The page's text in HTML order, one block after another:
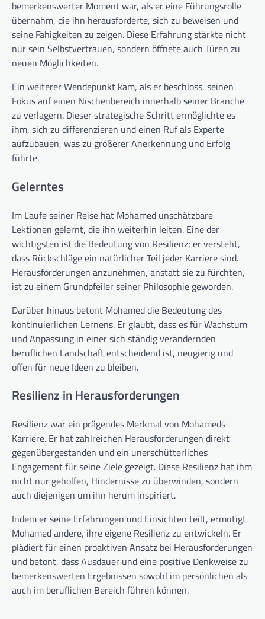
bemerkenswerter Moment war, als er eine Führungsrolle
übernahm, die ihn herausforderte, sich zu beweisen und
seine Fähigkeiten zu zeigen. Diese Erfahrung stärkte nicht
nur sein Selbstvertrauen, sondern öffnete auch Türen zu
neuen Möglichkeiten.
Ein weiterer Wendepunkt kam, als er beschloss, seinen
Fokus auf einen Nischenbereich innerhalb seiner Branche
zu verlagern. Dieser strategische Schritt ermöglichte es
ihm, sich zu differenzieren und einen Ruf als Experte
aufzubauen, was zu größerer Anerkennung und Erfolg
führte.
Gelerntes
Im Laufe seiner Reise hat Mohamed unschätzbare
Lektionen gelernt, die ihn weiterhin leiten. Eine der
wichtigsten ist die Bedeutung von Resilienz; er versteht,
dass Rückschläge ein natürlicher Teil jeder Karriere sind.
Herausforderungen anzunehmen, anstatt sie zu fürchten,
ist zu einem Grundpfeiler seiner Philosophie geworden.
Darüber hinaus betont Mohamed die Bedeutung des
kontinuierlichen Lernens. Er glaubt, dass es für Wachstum
und Anpassung in einer sich ständig verändernden
beruflichen Landschaft entscheidend ist, neugierig und
offen für neue Ideen zu bleiben.
Resilienz in Herausforderungen
Resilienz war ein prägendes Merkmal von Mohameds
Karriere. Er hat zahlreichen Herausforderungen direkt
gegenübergestanden und ein unerschütterliches
Engagement für seine Ziele gezeigt. Diese Resilienz hat ihm
nicht nur geholfen, Hindernisse zu überwinden, sondern
auch diejenigen um ihn herum inspiriert.
Indem er seine Erfahrungen und Einsichten teilt, ermutigt
Mohamed andere, ihre eigene Resilienz zu entwickeln. Er
plädiert für einen proaktiven Ansatz bei Herausforderungen
und betont, dass Ausdauer und eine positive Denkweise zu
bemerkenswerten Ergebnissen sowohl im persönlichen als
auch im beruflichen Bereich führen können.